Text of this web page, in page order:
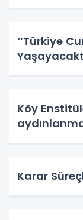
‘’Türkiye
Köy
Karar